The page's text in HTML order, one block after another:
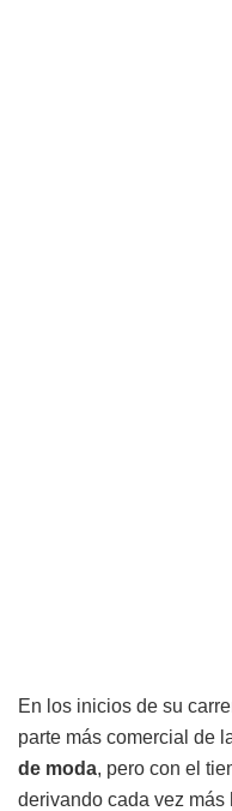
En los inicios de su
parte más comercial de
de moda, pero con el
derivando cada vez más